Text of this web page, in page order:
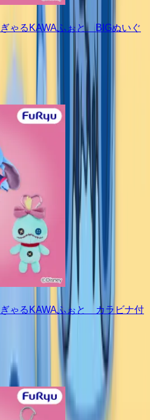
ゃるKAWAふぉと BIGぬいぐ
ゃるKAWAふぉと カラビナ付